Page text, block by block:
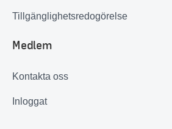
Tillgänglighetsredogörelse
Medlem
Kontakta oss
Inloggat